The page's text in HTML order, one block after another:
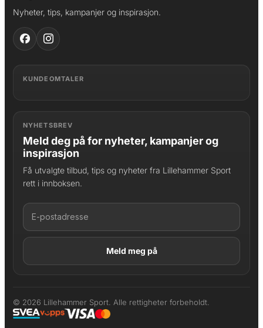
Nyheter, tips, kampanjer og inspirasjon.
KUNDEOMTALER
NYHETSBREV
Meld deg på for nyheter, kampanjer og
inspirasjon
Få utvalgte tilbud, tips og nyheter fra Lillehammer Sport
rett i innboksen.
© 2026 Lillehammer Sport. Alle rettigheter forbeholdt.
LAGT I HANDLEKURV
Produktet er lagt til